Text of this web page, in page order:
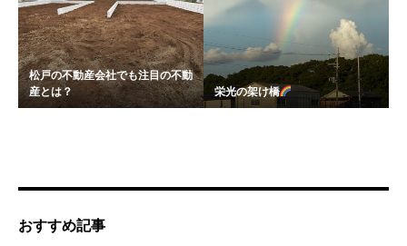
松戸の不動産会社でも注目の不動
産とは？
栄光の架け橋
おすすめ記事